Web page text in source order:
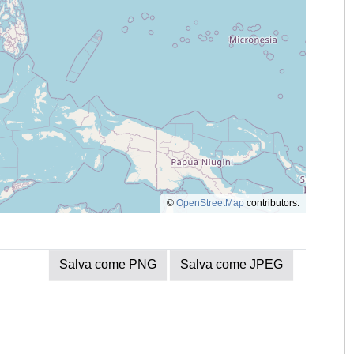
© OpenStreetMap contributors.
Salva come PNG Salva come JPEG